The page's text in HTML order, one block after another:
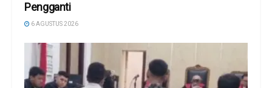
Pengganti
6 AGUSTUS 2026